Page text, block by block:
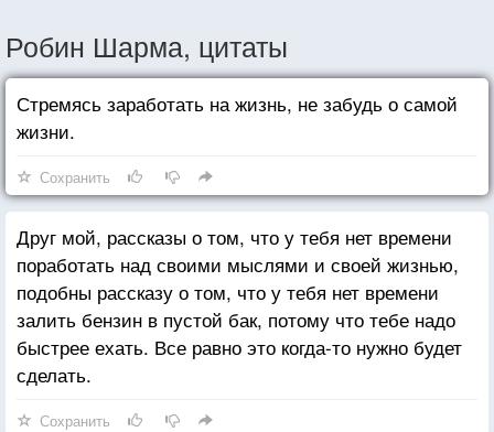
Робин Шарма, цитаты
Стремясь заработать на жизнь, не забудь о самой
жизни.
Сохранить
Друг мой, рассказы о том, что у тебя нет времени
поработать над своими мыслями и своей жизнью,
подобны рассказу о том, что у тебя нет времени
залить бензин в пустой бак, потому что тебе надо
быстрее ехать. Все равно это когда-то нужно будет
сделать.
Сохранить